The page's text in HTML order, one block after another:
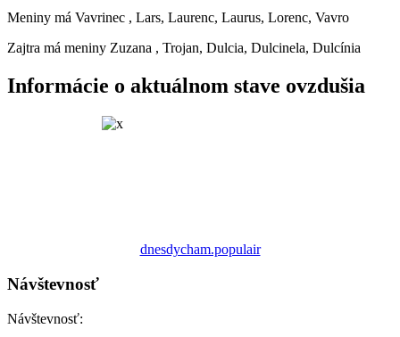
Meniny má Vavrinec , Lars, Laurenc, Laurus, Lorenc, Vavro
Zajtra má meniny Zuzana , Trojan, Dulcia, Dulcinela, Dulcínia
Informácie o aktuálnom stave ovzdušia
dnesdycham.populair
Návštevnosť
Návštevnosť: